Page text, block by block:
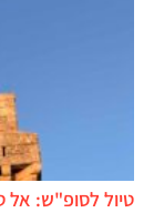
טיול לסופ"ש: אל